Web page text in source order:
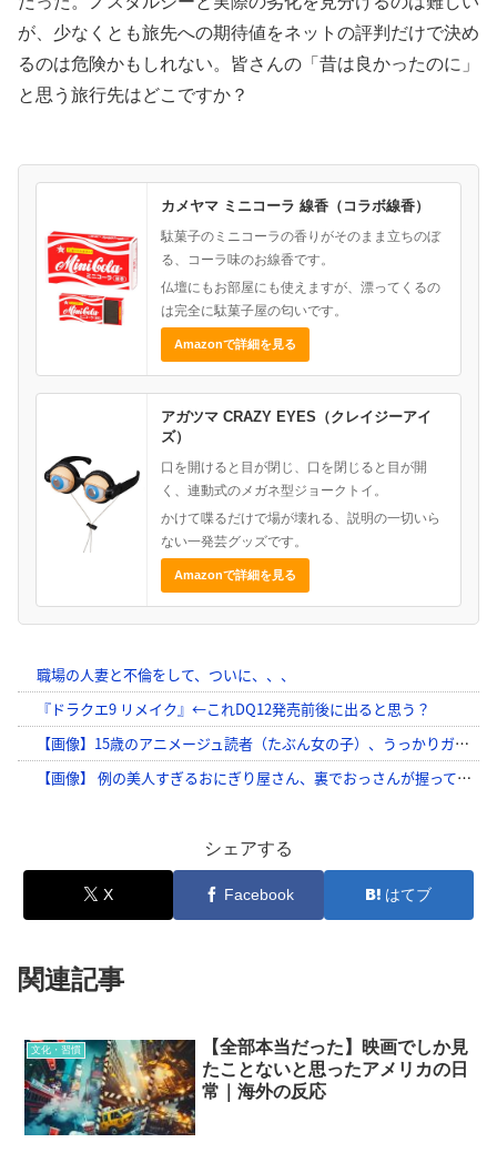
が、少なくとも旅先への期待値をネットの評判だけで決め
るのは危険かもしれない。皆さんの「昔は良かったのに」
と思う旅行先はどこですか？
カメヤマ ミニコーラ 線香（コラボ線香）
駄菓子のミニコーラの香りがそのまま立ちのぼ
る、コーラ味のお線香です。
仏壇にもお部屋にも使えますが、漂ってくるの
は完全に駄菓子屋の匂いです。
Amazonで詳細を見る
アガツマ CRAZY EYES（クレイジーアイ
ズ）
口を開けると目が閉じ、口を閉じると目が開
く、連動式のメガネ型ジョークトイ。
かけて喋るだけで場が壊れる、説明の一切いら
ない一発芸グッズです。
Amazonで詳細を見る
シェアする
X Facebook はてブ
関連記事
文化・習慣
【全部本当だった】映画でしか見
たことないと思ったアメリカの日
常｜海外の反応